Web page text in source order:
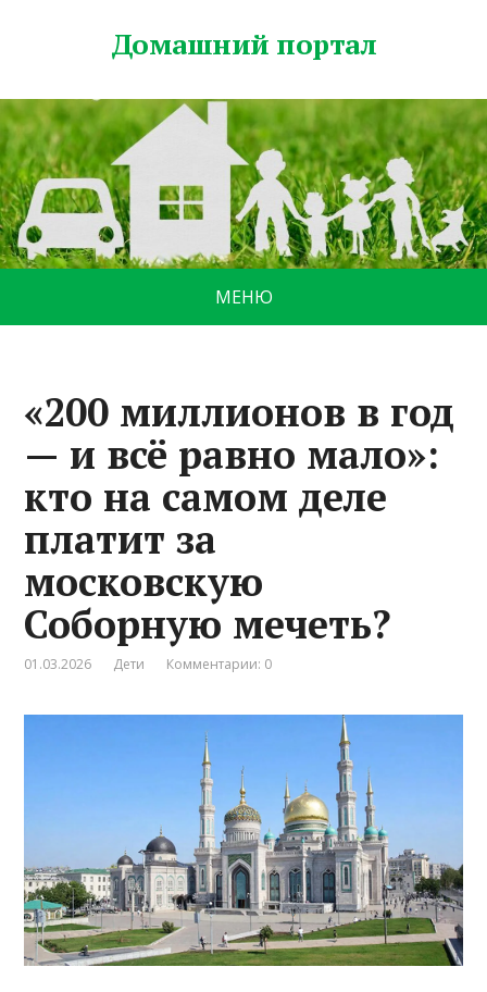
Домашний портал
МЕНЮ
«200 миллионов в год
— и всё равно мало»:
кто на самом деле
платит за
московскую
Соборную мечеть?
01.03.2026 Дети Комментарии: 0